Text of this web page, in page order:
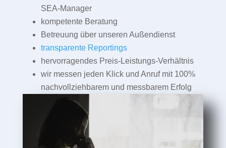
SEA-Manager
kompetente Beratung
Betreuung über unseren Außendienst
transparente Reportings
hervorragendes Preis-Leistungs-Verhältnis
wir messen jeden Klick und Anruf mit 100%
nachvollziehbarem und messbarem Erfolg